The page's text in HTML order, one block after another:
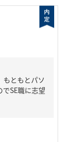
もともとパソ
SE職に志望